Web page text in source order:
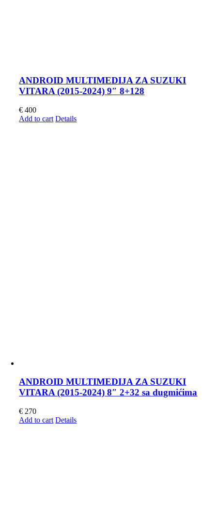
ANDROID MULTIMEDIJA ZA SUZUKI
VITARA (2015-2024) 9″ 8+128
€ 400
Add to cart Details
ANDROID MULTIMEDIJA ZA SUZUKI
VITARA (2015-2024) 8″ 2+32 sa dugmićima
€ 270
Add to cart Details